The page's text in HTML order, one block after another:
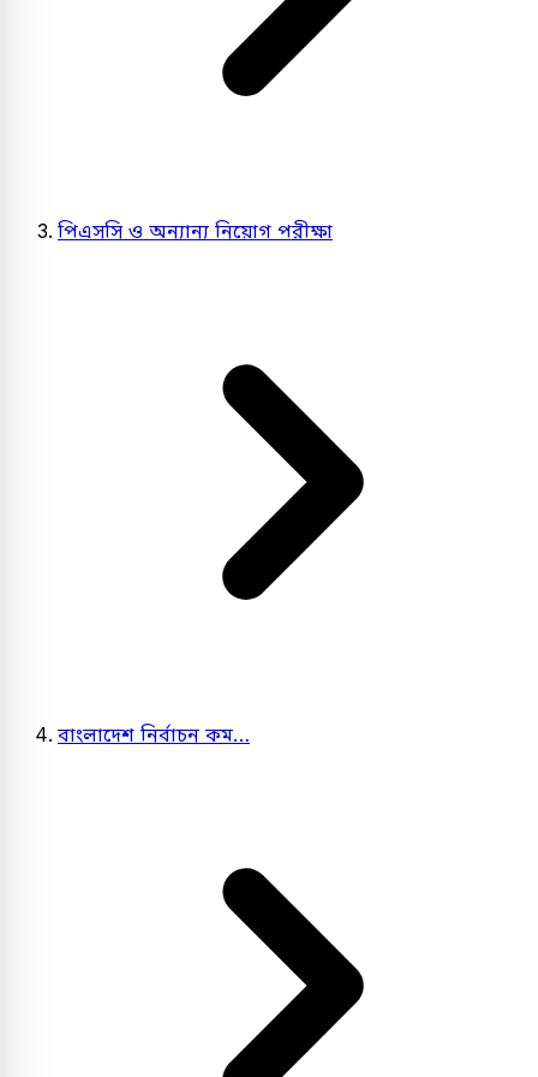
পিএসসি ও অন্যান্য নিয়োগ পরীক্ষা
বাংলাদেশ নির্বাচন কম…